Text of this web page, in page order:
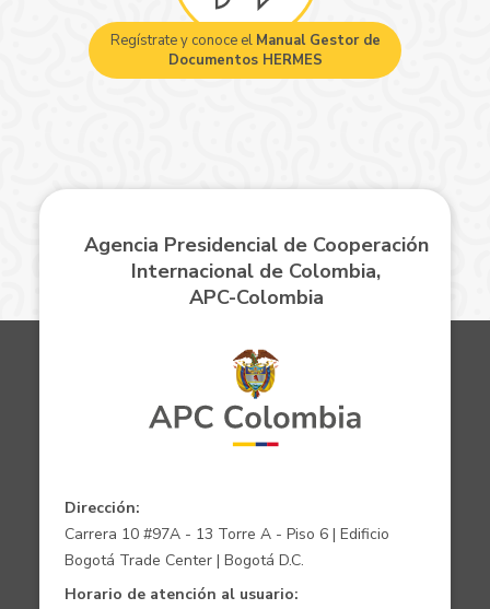
Regístrate y conoce el Manual Gestor de
Documentos HERMES
Agencia Presidencial de Cooperación
Internacional de Colombia,
APC-Colombia
Dirección:
Carrera 10 #97A - 13 Torre A - Piso 6 | Edificio
Bogotá Trade Center | Bogotá D.C.
Horario de atención al usuario: